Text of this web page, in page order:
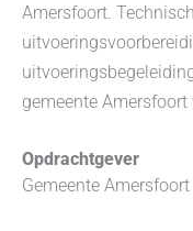
Amersfoort.
gemeente
Opdrachtgever
Gemeente Amersfoort